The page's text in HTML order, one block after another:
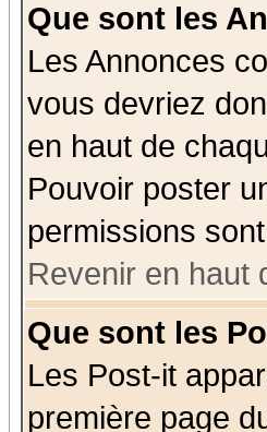
Que sont les
Les Annonces
vous devriez
en haut de
Pouvoir poster
permissions
Revenir en haut
Que sont les
Les Post-it
première page